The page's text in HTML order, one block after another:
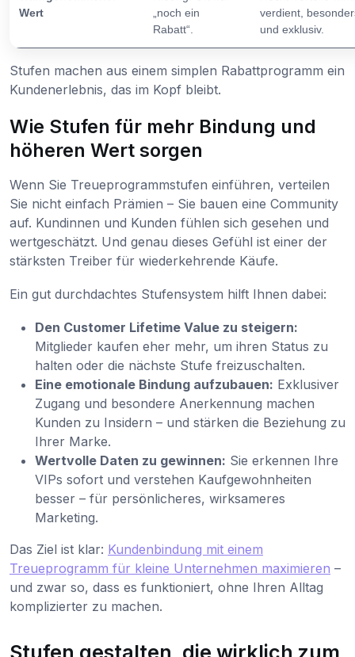
Wert
„noch ein
Rabatt“.
verdient,
und exklusiv.
Stufen machen aus einem simplen Rabattprogramm ein
Kundenerlebnis, das im Kopf bleibt.
Wie Stufen für mehr Bindung und
höheren Wert sorgen
Wenn Sie Treueprogrammstufen einführen, verteilen
Sie nicht einfach Prämien – Sie bauen eine Community
auf. Kundinnen und Kunden fühlen sich gesehen und
wertgeschätzt. Und genau dieses Gefühl ist einer der
stärksten Treiber für wiederkehrende Käufe.
Ein gut durchdachtes Stufensystem hilft Ihnen dabei:
Den Customer Lifetime Value zu steigern:
Mitglieder kaufen eher mehr, um ihren Status zu
halten oder die nächste Stufe freizuschalten.
Eine emotionale Bindung aufzubauen: Exklusiver
Zugang und besondere Anerkennung machen
Kunden zu Insidern – und stärken die Beziehung zu
Ihrer Marke.
Wertvolle Daten zu gewinnen: Sie erkennen Ihre
VIPs sofort und verstehen Kaufgewohnheiten
besser – für persönlicheres, wirksameres
Marketing.
Das Ziel ist klar: Kundenbindung mit einem
Treueprogramm für kleine Unternehmen maximieren –
und zwar so, dass es funktioniert, ohne Ihren Alltag
komplizierter zu machen.
Stufen gestalten, die wirklich zum